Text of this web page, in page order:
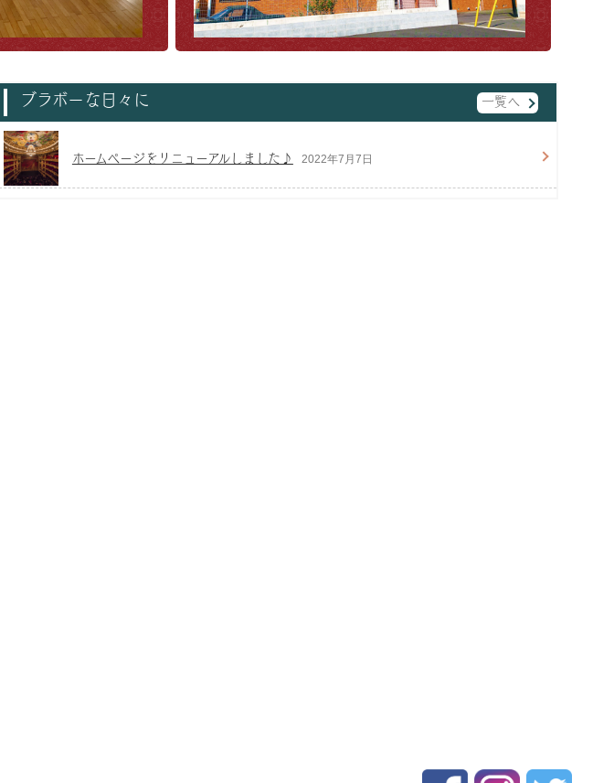
ブラボーな日々に 一覧へ
ホームページをリニューアルしました♪ 2022年7月7日